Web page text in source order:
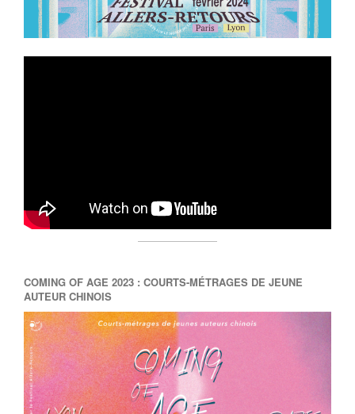
COMING OF AGE 2023 : COURTS-MÉTRAGES DE JEUNE
AUTEUR CHINOIS